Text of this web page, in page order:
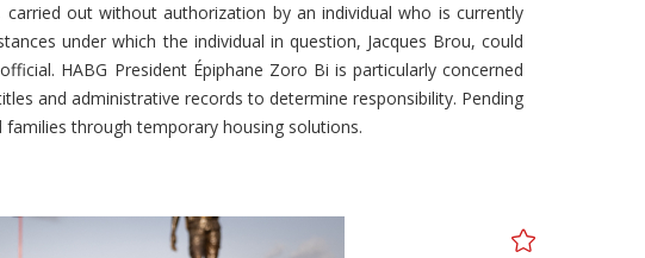
out without authorization by an individual who is currently
under which the individual in question, Jacques Brou, could
HABG President Épiphane Zoro Bi is particularly concerned
and administrative records to determine responsibility. Pending
through temporary housing solutions.